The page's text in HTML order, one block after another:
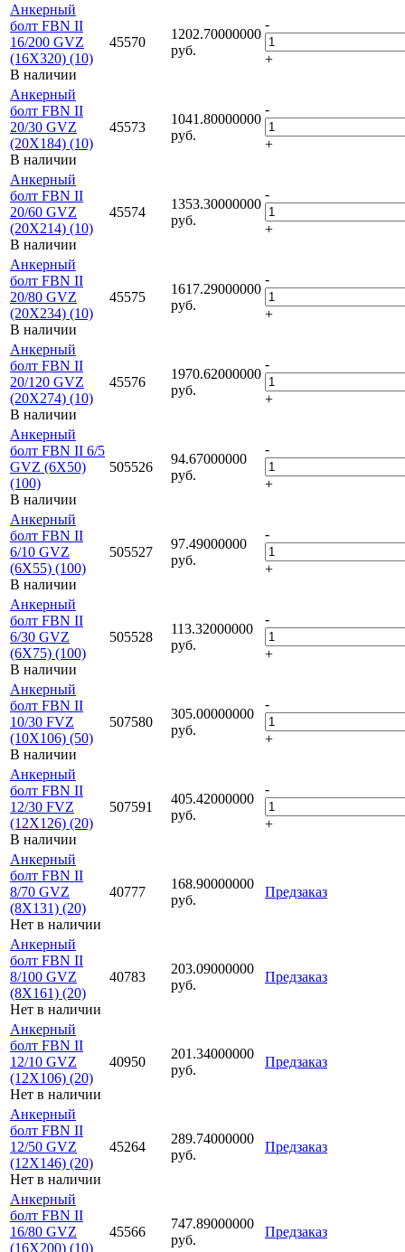
Анкерный
болт FBN II
16/200 GVZ
(16X320) (10)
В наличии
45570
1202.70000000
руб.
-
+
Анкерный
болт FBN II
20/30 GVZ
(20X184) (10)
В наличии
45573
1041.80000000
руб.
-
+
Анкерный
болт FBN II
20/60 GVZ
(20X214) (10)
В наличии
45574
1353.30000000
руб.
-
+
Анкерный
болт FBN II
20/80 GVZ
(20X234) (10)
В наличии
45575
1617.29000000
руб.
-
+
Анкерный
болт FBN II
20/120 GVZ
(20X274) (10)
В наличии
45576
1970.62000000
руб.
-
+
Анкерный
болт FBN II 6/5
GVZ (6X50)
(100)
В наличии
505526
94.67000000
руб.
-
+
Анкерный
болт FBN II
6/10 GVZ
(6X55) (100)
В наличии
505527
97.49000000
руб.
-
+
Анкерный
болт FBN II
6/30 GVZ
(6X75) (100)
В наличии
505528
113.32000000
руб.
-
+
Анкерный
болт FBN II
10/30 FVZ
(10X106) (50)
В наличии
507580
305.00000000
руб.
-
+
Анкерный
болт FBN II
12/30 FVZ
(12X126) (20)
В наличии
507591
405.42000000
руб.
-
+
Анкерный
болт FBN II
8/70 GVZ
(8X131) (20)
Нет в наличии
40777
168.90000000
руб.
Предзаказ
Анкерный
болт FBN II
8/100 GVZ
(8X161) (20)
Нет в наличии
40783
203.09000000
руб.
Предзаказ
Анкерный
болт FBN II
12/10 GVZ
(12X106) (20)
Нет в наличии
40950
201.34000000
руб.
Предзаказ
Анкерный
болт FBN II
12/50 GVZ
(12X146) (20)
Нет в наличии
45264
289.74000000
руб.
Предзаказ
Анкерный
болт FBN II
16/80 GVZ
(16X200) (10)
45566
747.89000000
руб.
Предзаказ